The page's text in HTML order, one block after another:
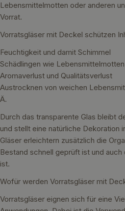
Lebensmittelmotten oder anderen
Vorrat.
Vorratsgläser mit Deckel schützen
Feuchtigkeit und damit Schimmel
Schädlingen wie Lebensmittelmotten
Aromaverlust und Qualitätsverlust
Austrocknen von weichen
Ä.
Durch das transparente Glas bleibt
und stellt eine natürliche Dekoration
Gläser erleichtern zusätzlich die
Bestand schnell geprüft ist und
ist.
Wofür werden Vorratsgläser mit
Vorratsgläser eignen sich für eine